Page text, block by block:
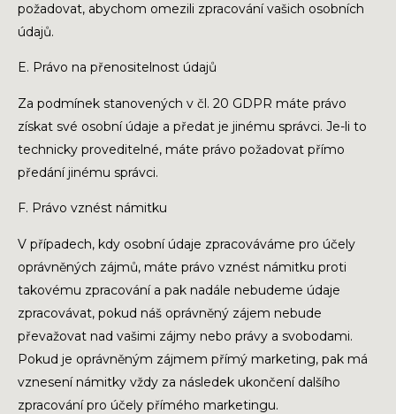
požadovat, abychom omezili zpracování vašich osobních
údajů.
E. Právo na přenositelnost údajů
Za podmínek stanovených v čl. 20 GDPR máte právo
získat své osobní údaje a předat je jinému správci. Je-li to
technicky proveditelné, máte právo požadovat přímo
předání jinému správci.
F. Právo vznést námitku
V případech, kdy osobní údaje zpracováváme pro účely
oprávněných zájmů, máte právo vznést námitku proti
takovému zpracování a pak nadále nebudeme údaje
zpracovávat, pokud náš oprávněný zájem nebude
převažovat nad vašimi zájmy nebo právy a svobodami.
Pokud je oprávněným zájmem přímý marketing, pak má
vznesení námitky vždy za následek ukončení dalšího
zpracování pro účely přímého marketingu.